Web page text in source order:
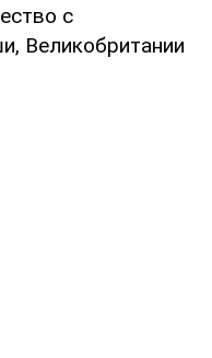
с
Великобритании